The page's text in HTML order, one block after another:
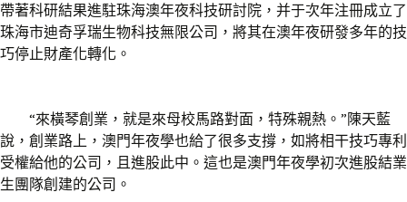
帶著科研結果進駐珠海澳年夜科技研討院，并于次年注冊成立了
珠海市迪奇孚瑞生物科技無限公司，將其在澳年夜研發多年的技
巧停止財產化轉化。
“來橫琴創業，就是來母校馬路對面，特殊親熱。”陳天藍
說，創業路上，澳門年夜學也給了很多支撐，如將相干技巧專利
受權給他的公司，且進股此中。這也是澳門年夜學初次進股結業
生團隊創建的公司。